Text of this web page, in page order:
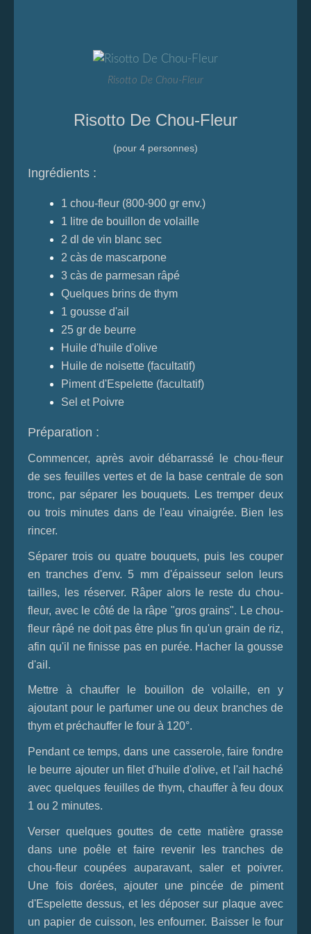
Risotto De Chou-Fleur
Risotto De Chou-Fleur
(pour 4 personnes)
Ingrédients :
1 chou-fleur (800-900 gr env.)
1 litre de bouillon de volaille
2 dl de vin blanc sec
2 càs de mascarpone
3 càs de parmesan râpé
Quelques brins de thym
1 gousse d'ail
25 gr de beurre
Huile d'huile d'olive
Huile de noisette (facultatif)
Piment d'Espelette (facultatif)
Sel et Poivre
Préparation :
Commencer, après avoir débarrassé le chou-fleur
de ses feuilles vertes et de la base centrale de son
tronc, par séparer les bouquets. Les tremper deux
ou trois minutes dans de l'eau vinaigrée. Bien les
rincer.
Séparer trois ou quatre bouquets, puis les couper
en tranches d'env. 5 mm d'épaisseur selon leurs
tailles, les réserver. Râper alors le reste du chou-
fleur, avec le côté de la râpe "gros grains". Le chou-
fleur râpé ne doit pas être plus fin qu'un grain de riz,
afin qu'il ne finisse pas en purée. Hacher la gousse
d'ail.
Mettre à chauffer le bouillon de volaille, en y
ajoutant pour le parfumer une ou deux branches de
thym et préchauffer le four à 120°.
Pendant ce temps, dans une casserole, faire fondre
le beurre ajouter un filet d'huile d'olive, et l'ail haché
avec quelques feuilles de thym, chauffer à feu doux
1 ou 2 minutes.
Verser quelques gouttes de cette matière grasse
dans une poêle et faire revenir les tranches de
chou-fleur coupées auparavant, saler et poivrer.
Une fois dorées, ajouter une pincée de piment
d'Espelette dessus, et les déposer sur plaque avec
un papier de cuisson, les enfourner. Baisser le four